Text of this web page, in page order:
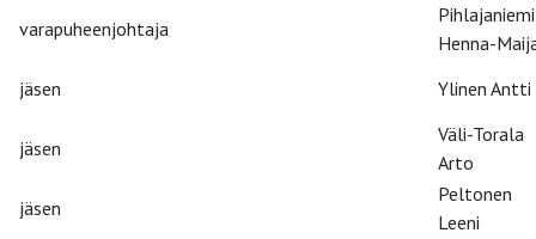
varapuheenjohtaja
Pihlajaniemi
Henna-
jäsen
Ylinen Antti
jäsen
Väli-Torala
Arto
jäsen
Peltonen
Leeni